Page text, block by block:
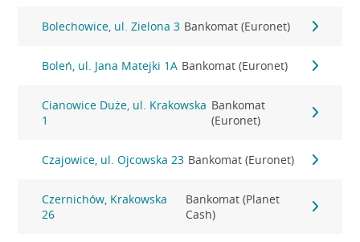
Bolechowice, ul. Zielona 3 Bankomat (Euronet)
Boleń, ul. Jana Matejki 1A Bankomat (Euronet)
Cianowice Duże, ul. Krakowska
1
Bankomat
(Euronet)
Czajowice, ul. Ojcowska 23 Bankomat (Euronet)
Czernichów, Krakowska
26
Bankomat (Planet
Cash)